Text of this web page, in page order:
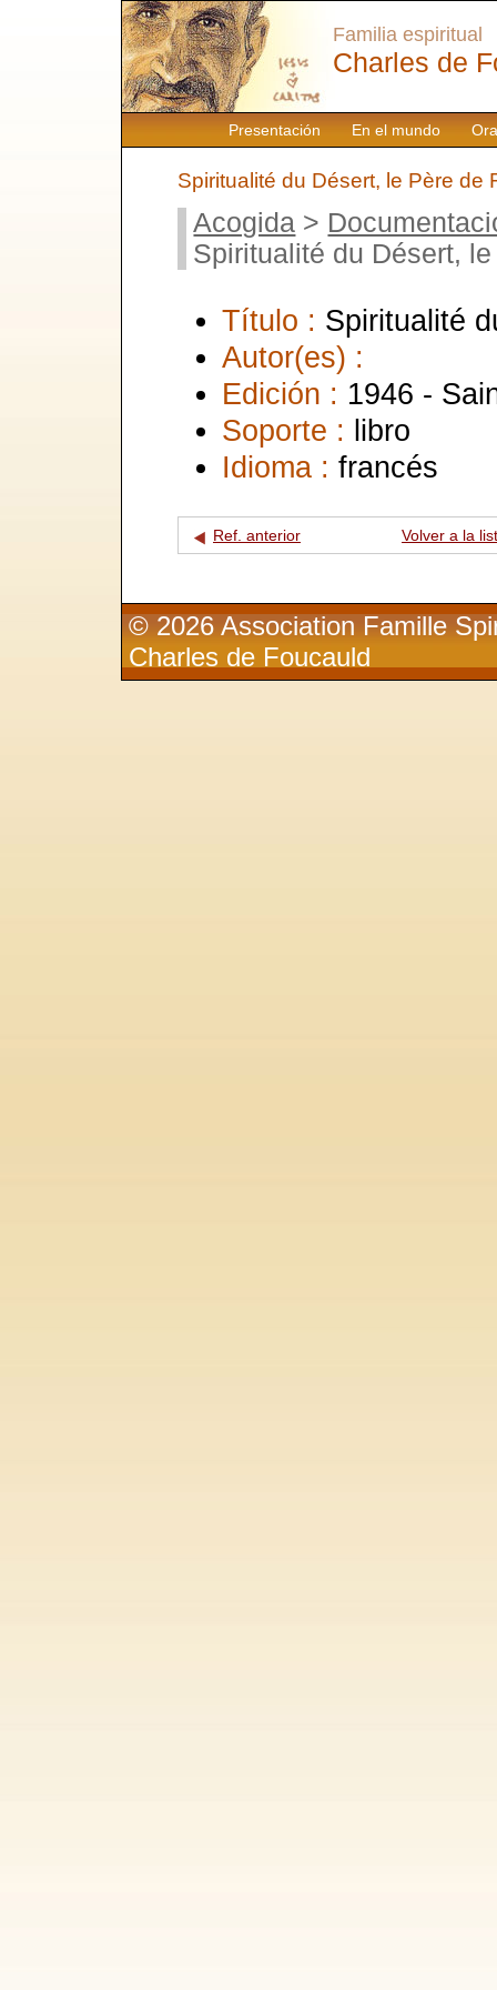
Presentación En el mundo
Familia espiritual
Charles de
Spiritualité du Désert, le Père de
Acogida >
Spiritualité du Désert,
Título : Spiritualité
Autor(es) :
Edición : 1946 -
Soporte : libro
Idioma : francés
Ref. anterior Volver a la
© 2026 Association Famille
Charles de Foucauld